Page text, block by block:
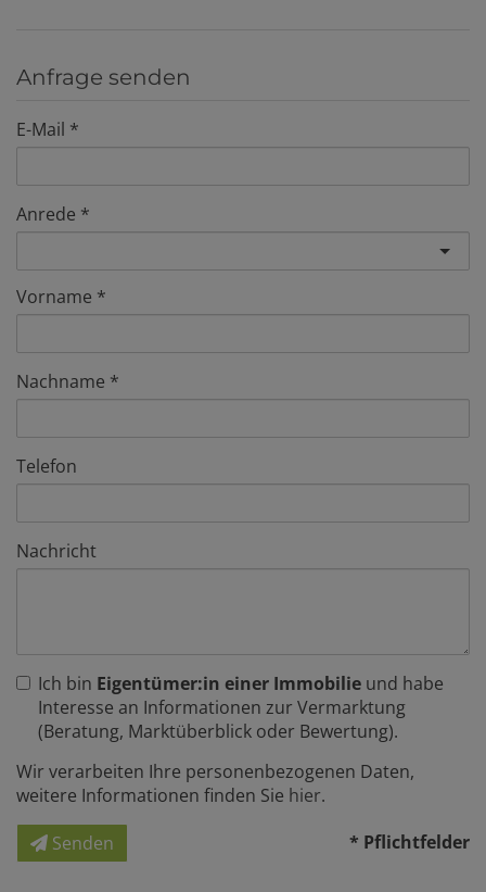
Anfrage senden
E-Mail
Anrede
Vorname
Nachname
Telefon
Nachricht
Ich bin Eigentümer:in einer Immobilie und habe
Interesse an Informationen zur Vermarktung
(Beratung, Marktüberblick oder Bewertung).
Wir verarbeiten Ihre personenbezogenen Daten,
weitere Informationen finden Sie hier.
Senden
* Pflichtfelder